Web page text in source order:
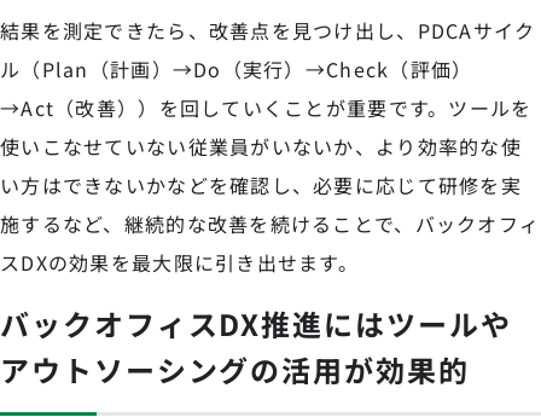
結果を測定できたら、改善点を見つけ出し、PDCAサイク
ル（Plan（計画）→Do（実行）→Check（評価）
→Act（改善））を回していくことが重要です。ツールを
使いこなせていない従業員がいないか、より効率的な使
い方はできないかなどを確認し、必要に応じて研修を実
施するなど、継続的な改善を続けることで、バックオフィ
スDXの効果を最大限に引き出せます。
バックオフィスDX推進にはツールや
アウトソーシングの活用が効果的